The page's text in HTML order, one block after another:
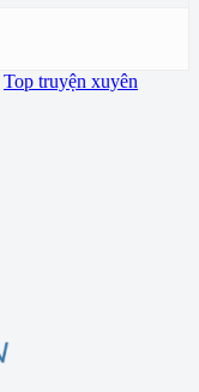
Top truyện xuyên